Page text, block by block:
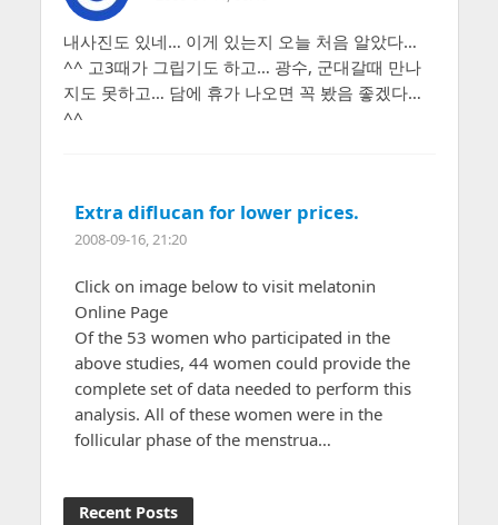
내사진도 있네… 이게 있는지 오늘 처음 알았다…
^^ 고3때가 그립기도 하고… 광수, 군대갈때 만나
지도 못하고… 담에 휴가 나오면 꼭 봤음 좋겠다…
^^
Extra diflucan for lower prices.
2008-09-16, 21:20
Click on image below to visit melatonin
Online Page
Of the 53 women who participated in the
above studies, 44 women could provide the
complete set of data needed to perform this
analysis. All of these women were in the
follicular phase of the menstrua…
Recent Posts